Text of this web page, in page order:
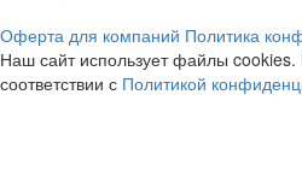
Оферта для компаний Политика
Наш сайт использует файлы
соответствии с Политикой